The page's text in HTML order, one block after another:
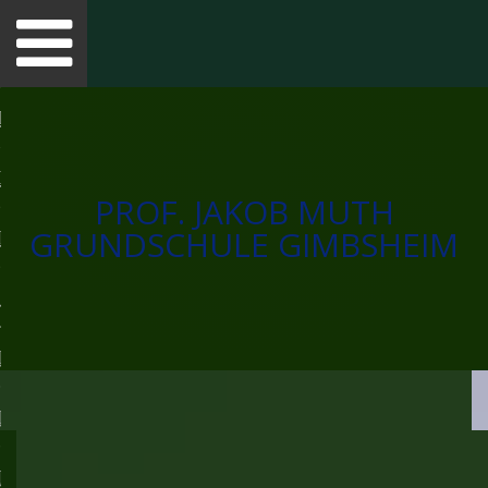
Toggle
navigation
PROF. JAKOB MUTH
GRUNDSCHULE GIMBSHEIM